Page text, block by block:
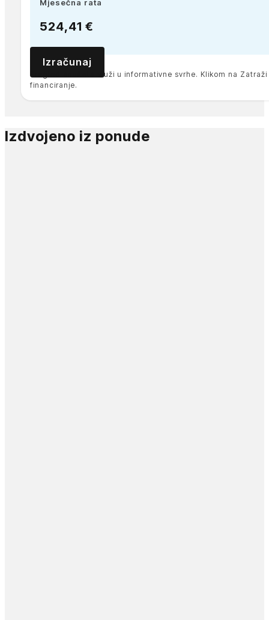
Mjesečna rata
524,41 €
Izračunaj
Pregled anuiteta služi u informativne svrhe. Klikom na
financiranje.
Izdvojeno iz ponude